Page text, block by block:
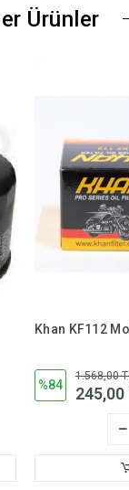
Ürünler
Khan KF112
%84
1.568,00
245,00